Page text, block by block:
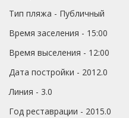
Тип пляжа - Публичный
Время заселения - 15:00
Время выселения - 12:00
Дата постройки - 2012.0
Линия - 3.0
Год реставрации - 2015.0